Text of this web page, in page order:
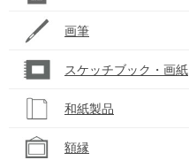
画筆
スケッチブック・画紙
和紙製品
額縁